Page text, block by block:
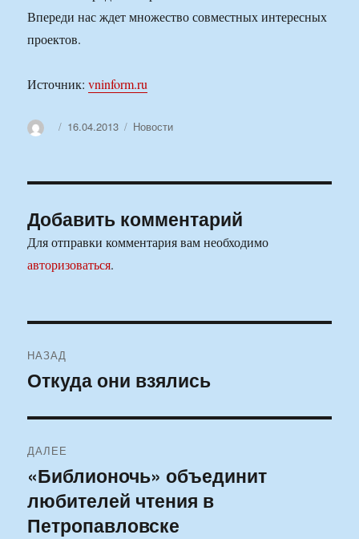
Впереди нас ждет множество совместных интересных
проектов.
Источник:vninform.ru
АвторОпубликовано
16.04.2013 Рубрики
Новости
Добавить комментарий
Для отправки комментария вам необходимо
авторизоваться.
по
НАЗАД
Предыдущая
Откуда они взялись
ДАЛЕЕ
Следующая
запись:
«Библионочь» объединит
любителей чтения в
Петропавловске